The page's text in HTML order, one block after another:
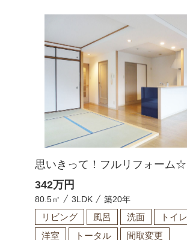
思いきって！フルリフォーム☆
342万円
80.5㎡ 3LDK 築20年
リビング 風呂 洗面 トイレ
洋室
トータル 間取変更